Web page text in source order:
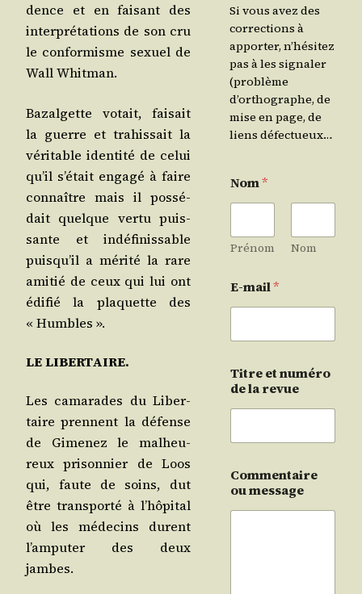
dence et en fai­sant des
inter­pré­ta­tions de son cru
le confor­misme sexuel de
Wall Whitman.
Bazal­gette votait, fai­sait
la guerre et tra­his­sait la
véri­table iden­ti­té de celui
qu’il s’é­tait enga­gé à faire
connaître mais il pos­sé­
dait quelque ver­tu puis­
sante et indé­fi­nis­sable
puis­qu’il a méri­té la rare
ami­tié de ceux qui lui ont
édi­fié la pla­quette des
« Humbles ».
LE LIBERTAIRE.
Les cama­rades du Liber­
taire prennent la défense
de Gime­nez le mal­heu­
reux pri­son­nier de Loos
qui, faute de soins, dut
être trans­por­té à l’hô­pi­tal
où les méde­cins durent
l’am­pu­ter des deux
jambes.
Si vous avez des
corrections à
apporter, n’hésitez
pas à les signaler
(problème
d’orthographe, de
mise en page, de
liens défectueux…
Nom*
Prénom Nom
E-mail*
Titre et numéro
de la revue
Commentaire
ou message